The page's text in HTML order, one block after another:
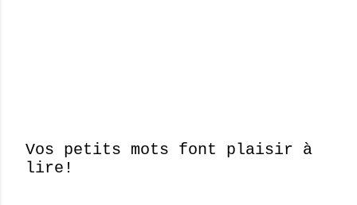
E
Vos petits mots font plaisir à
lire!